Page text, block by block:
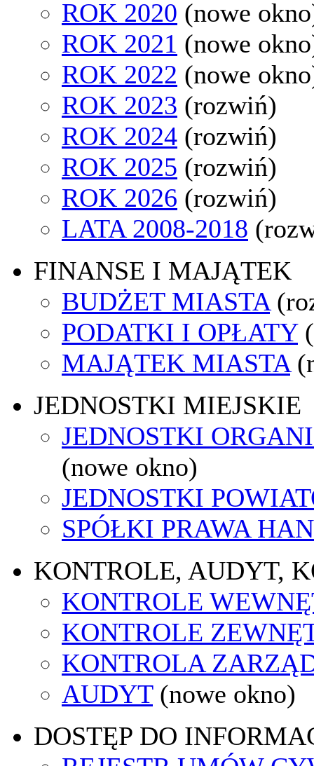
ROK 2020 (nowe
ROK 2021 (nowe
ROK 2022 (nowe
ROK 2023 (rozwiń)
ROK 2024 (rozwiń)
ROK 2025 (rozwiń)
ROK 2026 (rozwiń)
LATA 2008-2018
FINANSE I MAJĄTEK
BUDŻET MIASTA
PODATKI I OPŁATY
MAJĄTEK MIASTA
JEDNOSTKI MIEJSKIE
JEDNOSTKI
(nowe okno)
JEDNOSTKI
SPÓŁKI PRAWA
KONTROLE, AUDYT,
KONTROLE
KONTROLE
KONTROLA
AUDYT (nowe okno)
DOSTĘP DO